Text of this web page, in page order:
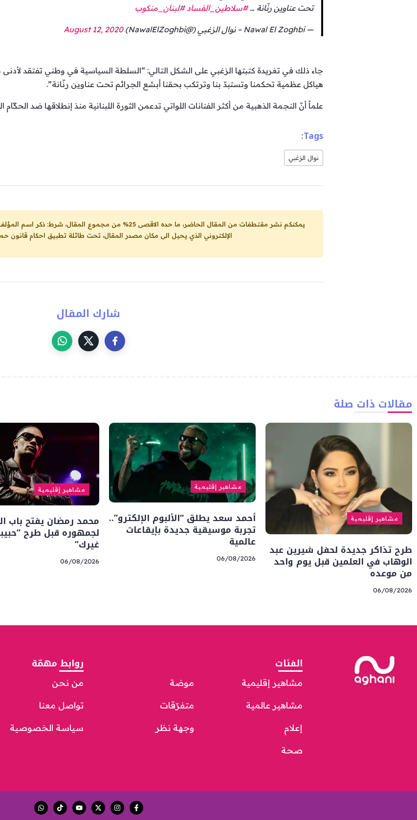
تحت عناوين رنّانة …#سلاطين_الفساد #لبنان_منكوب
— Nawal El Zoghbi – نوال الزغبي (@NawalElZoghbi) August 12, 2020
جاء ذلك في تغريدة كتبتها الزغبي على الشكل التالي: “السلطة السياسية في وطني تفتقد
هياكل عظمية تحكمنا وتستبدّ بنا وترتكب بحقنا أبشع الجرائم تحت عناوين رنّانة”.
علماً أنّ النجمة الذهبية من أكثر الفنانات اللواتي تدعمن الثورة اللبنانية منذ إنطلاقها ضد
Tags:
نوال الزغبي
يمكنكم نشر مقتطفات من المقال الحاضر، ما حده الاقصى 25% من مجموع المقال، شرط: ذكر اسم المؤلف والناشر ووضع رابط
الإلكتروني الذي يحيل الى مكان مصدر المقال، تحت طائلة تطبيق احكام قانون
شارك المقال
مقالات ذات صلة
مشاهير إقليمية
طرح تذاكر جديدة لحفل شيرين عبد
الوهاب في العلمين قبل يوم واحد
من موعده
06/08/2026
مشاهير إقليمية
أحمد سعد يطلق “الألبوم الإلكترو”..
تجربة موسيقية جديدة بإيقاعات
عالمية
06/08/2026
مشاهير إقليمية
محمد رمضان يفتح باب
لجمهوره قبل طرح
غيرك”
06/08/2026
الفئات
مشاهير إقليمية
مشاهير عالمية
إعلام
صحة
موضة
متفرّقات
وجهة نظر
روابط مهمّة
من نحن
تواصل معنا
سياسة الخصوصية